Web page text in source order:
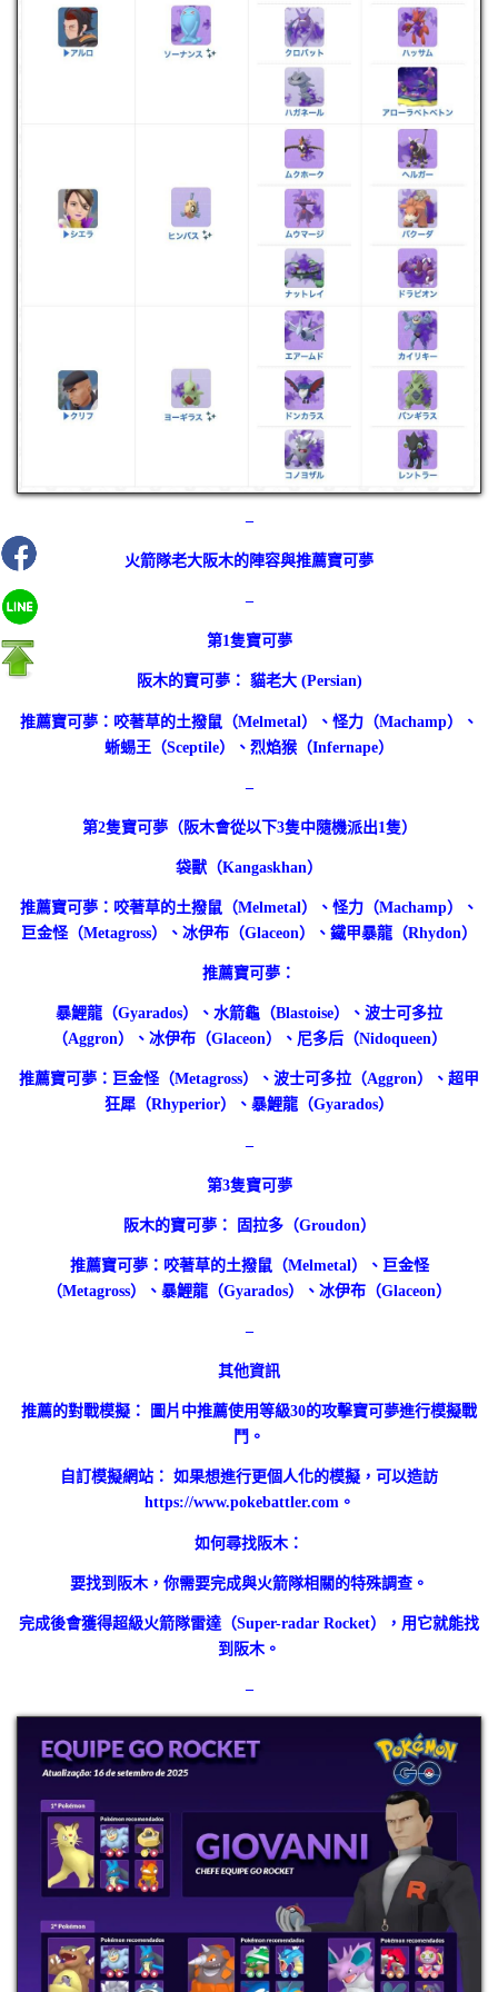
–
火箭隊老大阪木的陣容與推薦寶可夢
–
第1隻寶可夢
阪木的寶可夢： 貓老大 (Persian)
推薦寶可夢：咬著草的土撥鼠（Melmetal）、怪力（Machamp）、
蜥蜴王（Sceptile）、烈焰猴（Infernape）
–
第2隻寶可夢（阪木會從以下3隻中隨機派出1隻）
袋獸（Kangaskhan）
推薦寶可夢：咬著草的土撥鼠（Melmetal）、怪力（Machamp）、
巨金怪（Metagross）、冰伊布（Glaceon）、鐵甲暴龍（Rhydon）
推薦寶可夢：
暴鯉龍（Gyarados）、水箭龜（Blastoise）、波士可多拉
（Aggron）、冰伊布（Glaceon）、尼多后（Nidoqueen）
推薦寶可夢：巨金怪（Metagross）、波士可多拉（Aggron）、超甲
狂犀（Rhyperior）、暴鯉龍（Gyarados）
–
第3隻寶可夢
阪木的寶可夢： 固拉多（Groudon）
推薦寶可夢：咬著草的土撥鼠（Melmetal）、巨金怪
（Metagross）、暴鯉龍（Gyarados）、冰伊布（Glaceon）
–
其他資訊
推薦的對戰模擬： 圖片中推薦使用等級30的攻擊寶可夢進行模擬戰
鬥。
自訂模擬網站： 如果想進行更個人化的模擬，可以造訪
https://www.pokebattler.com。
如何尋找阪木：
要找到阪木，你需要完成與火箭隊相關的特殊調查。
完成後會獲得超級火箭隊雷達（Super-radar Rocket），用它就能找
到阪木。
–